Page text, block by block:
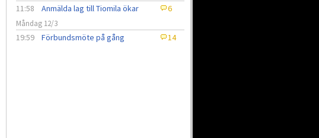
11:58 Anmälda lag till Tiomila ökar 6
Måndag 12/3
19:59 Förbundsmöte på gång 14